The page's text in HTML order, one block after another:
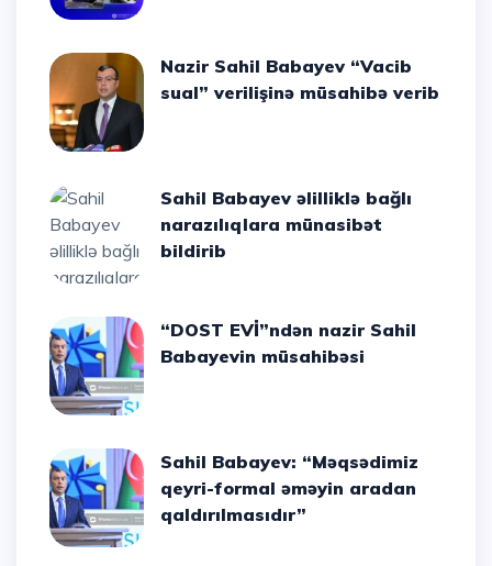
Nazir Sahil Babayev “Vacib
sual” verilişinə müsahibə verib
Sahil Babayev əlilliklə bağlı
narazılıqlara münasibət
bildirib
“DOST EVİ”ndən nazir Sahil
Babayevin müsahibəsi
Sahil Babayev: “Məqsədimiz
qeyri-formal əməyin aradan
qaldırılmasıdır”